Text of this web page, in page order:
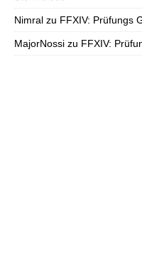
Nimral zu FFXIV: Prüfungs
MajorNossi zu FFXIV: